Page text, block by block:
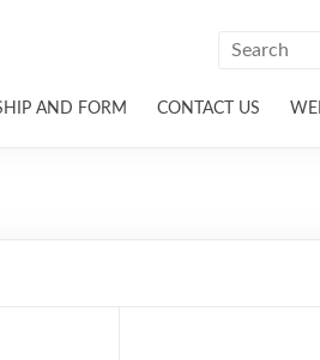
AND FORM CONTACT US